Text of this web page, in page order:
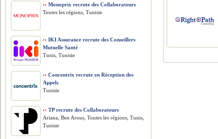
›› Monoprix recrute des Collaborateurs
Toutes les régions, Tunisie
›› IKI Assurance recrute des Conseillers
Mutuelle Santé
Tunis, Tunisie
›› Concentrix recrute en Réception des
Appels
Tunisie
›› TP recrute des Collaborateurs
Ariana, Ben Arous, Toutes les régions, Tunis,
Tunisie